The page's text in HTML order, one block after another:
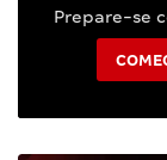
Prepare-se